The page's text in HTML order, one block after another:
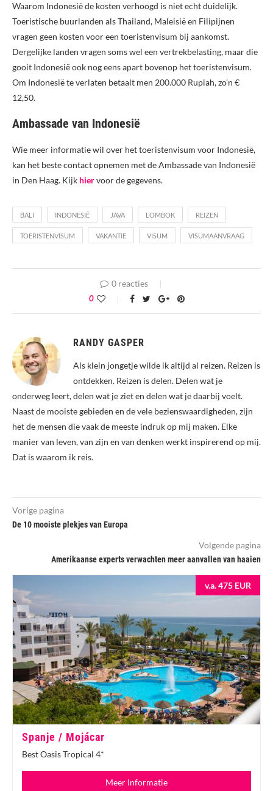
Waarom Indonesië de kosten verhoogd is niet echt duidelijk.
Toeristische buurlanden als Thailand, Maleisië en Filipijnen
vragen geen kosten voor een toeristenvisum bij aankomst.
Dergelijke landen vragen soms wel een vertrekbelasting, maar die
gooit Indonesië ook nog eens apart bovenop het toeristenvisum.
Om Indonesië te verlaten betaalt men 200.000 Rupiah, zo’n €
12,50.
Ambassade van Indonesië
Wie meer informatie wil over het toeristenvisum voor Indonesië,
kan het beste contact opnemen met de Ambassade van Indonesië
in Den Haag. Kijk hiervoor de gegevens.
BALI INDONESIË JAVA LOMBOK REIZEN
TOERISTENVISUM VAKANTIE VISUM VISUMAANVRAAG
0 reacties
0
RANDY GASPER
Als klein jongetje wilde ik altijd al reizen. Reizen is
ontdekken. Reizen is delen. Delen wat je
onderweg leert, delen wat je ziet en delen wat je daarbij voelt.
Naast de mooiste gebieden en de vele bezienswaardigheden, zijn
het de mensen die vaak de meeste indruk op mij maken. Elke
manier van leven, van zijn en van denken werkt inspirerend op mij.
Dat is waarom ik reis.
Vorige pagina
De 10 mooiste plekjes van Europa
Volgende pagina
Amerikaanse experts verwachten meer aanvallen van haaien
v.a. 475 EUR
Spanje / Mojácar
Best Oasis Tropical 4*
Meer Informatie